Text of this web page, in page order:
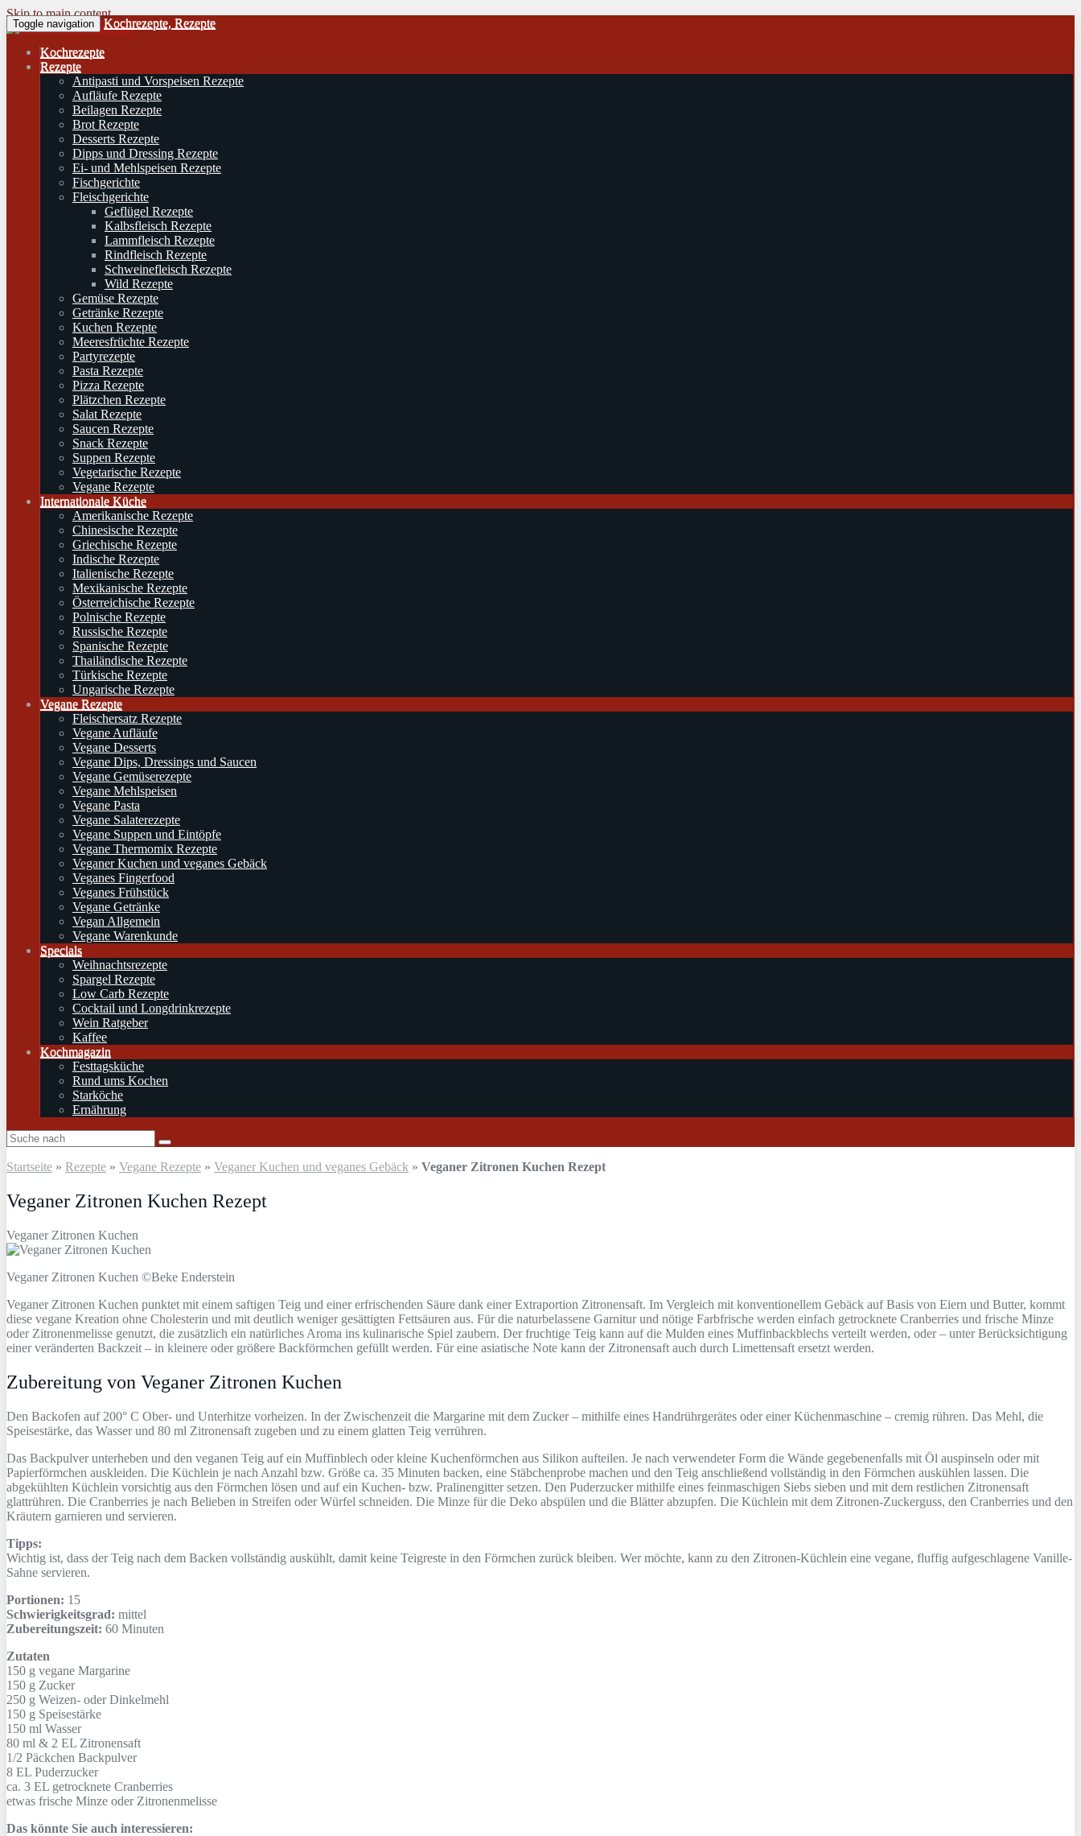
Skip to main content
Toggle navigation Kochrezepte, Rezepte
Kochrezepte
Rezepte
Antipasti und Vorspeisen Rezepte
Aufläufe Rezepte
Beilagen Rezepte
Brot Rezepte
Desserts Rezepte
Dipps und Dressing Rezepte
Ei- und Mehlspeisen Rezepte
Fischgerichte
Fleischgerichte
Geflügel Rezepte
Kalbsfleisch Rezepte
Lammfleisch Rezepte
Rindfleisch Rezepte
Schweinefleisch Rezepte
Wild Rezepte
Gemüse Rezepte
Getränke Rezepte
Kuchen Rezepte
Meeresfrüchte Rezepte
Partyrezepte
Pasta Rezepte
Pizza Rezepte
Plätzchen Rezepte
Salat Rezepte
Saucen Rezepte
Snack Rezepte
Suppen Rezepte
Vegetarische Rezepte
Vegane Rezepte
Internationale Küche
Amerikanische Rezepte
Chinesische Rezepte
Griechische Rezepte
Indische Rezepte
Italienische Rezepte
Mexikanische Rezepte
Österreichische Rezepte
Polnische Rezepte
Russische Rezepte
Spanische Rezepte
Thailändische Rezepte
Türkische Rezepte
Ungarische Rezepte
Vegane Rezepte
Fleischersatz Rezepte
Vegane Aufläufe
Vegane Desserts
Vegane Dips, Dressings und Saucen
Vegane Gemüserezepte
Vegane Mehlspeisen
Vegane Pasta
Vegane Salaterezepte
Vegane Suppen und Eintöpfe
Vegane Thermomix Rezepte
Veganer Kuchen und veganes Gebäck
Veganes Fingerfood
Veganes Frühstück
Vegane Getränke
Vegan Allgemein
Vegane Warenkunde
Specials
Weihnachtsrezepte
Spargel Rezepte
Low Carb Rezepte
Cocktail und Longdrinkrezepte
Wein Ratgeber
Kaffee
Kochmagazin
Festtagsküche
Rund ums Kochen
Starköche
Ernährung
Startseite » Rezepte » Vegane Rezepte » Veganer Kuchen und veganes Gebäck » Veganer Zitronen Kuchen Rezept
Veganer Zitronen Kuchen Rezept
Veganer Zitronen Kuchen
Veganer Zitronen Kuchen ©Beke Enderstein
Veganer Zitronen Kuchen punktet mit einem saftigen Teig und einer erfrischenden Säure dank einer Extraportion Zitronensaft. Im Vergleich mit konventionellem Gebäck auf Basis von Eiern und Butter, kommt
diese vegane Kreation ohne Cholesterin und mit deutlich weniger gesättigten Fettsäuren aus. Für die naturbelassene Garnitur und nötige Farbfrische werden einfach getrocknete Cranberries und frische Minze
oder Zitronenmelisse genutzt, die zusätzlich ein natürliches Aroma ins kulinarische Spiel zaubern. Der fruchtige Teig kann auf die Mulden eines Muffinbackblechs verteilt werden, oder – unter Berücksichtigung
einer veränderten Backzeit – in kleinere oder größere Backförmchen gefüllt werden. Für eine asiatische Note kann der Zitronensaft auch durch Limettensaft ersetzt werden.
Zubereitung von Veganer Zitronen Kuchen
Den Backofen auf 200° C Ober- und Unterhitze vorheizen. In der Zwischenzeit die Margarine mit dem Zucker – mithilfe eines Handrührgerätes oder einer Küchenmaschine – cremig rühren. Das Mehl, die
Speisestärke, das Wasser und 80 ml Zitronensaft zugeben und zu einem glatten Teig verrühren.
Das Backpulver unterheben und den veganen Teig auf ein Muffinblech oder kleine Kuchenförmchen aus Silikon aufteilen. Je nach verwendeter Form die Wände gegebenenfalls mit Öl auspinseln oder mit
Papierförmchen auskleiden. Die Küchlein je nach Anzahl bzw. Größe ca. 35 Minuten backen, eine Stäbchenprobe machen und den Teig anschließend vollständig in den Förmchen auskühlen lassen. Die
abgekühlten Küchlein vorsichtig aus den Förmchen lösen und auf ein Kuchen- bzw. Pralinengitter setzen. Den Puderzucker mithilfe eines feinmaschigen Siebs sieben und mit dem restlichen Zitronensaft
glattrühren. Die Cranberries je nach Belieben in Streifen oder Würfel schneiden. Die Minze für die Deko abspülen und die Blätter abzupfen. Die Küchlein mit dem Zitronen-Zuckerguss, den Cranberries und den
Kräutern garnieren und servieren.
Tipps:
Wichtig ist, dass der Teig nach dem Backen vollständig auskühlt, damit keine Teigreste in den Förmchen zurück bleiben. Wer möchte, kann zu den Zitronen-Küchlein eine vegane, fluffig aufgeschlagene Vanille-
Sahne servieren.
Portionen: 15
Schwierigkeitsgrad: mittel
Zubereitungszeit: 60 Minuten
Zutaten
150 g vegane Margarine
150 g Zucker
250 g Weizen- oder Dinkelmehl
150 g Speisestärke
150 ml Wasser
80 ml & 2 EL Zitronensaft
1/2 Päckchen Backpulver
8 EL Puderzucker
ca. 3 EL getrocknete Cranberries
etwas frische Minze oder Zitronenmelisse
Das könnte Sie auch interessieren: